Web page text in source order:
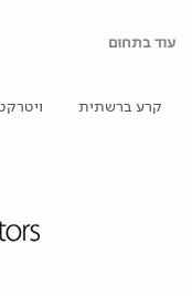
עוד בתחום
קרע ברשתית